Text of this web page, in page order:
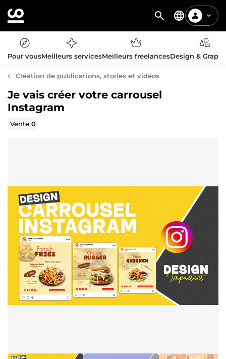
Pour vousMeilleurs servicesMeilleurs freelancesDesign &
Création de publications, stories et vidéos
Je vais créer votre carrousel
Instagram
Vente0